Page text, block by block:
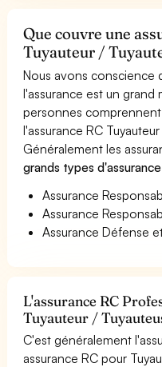
Que couvre une
Tuyauteur /
Nous avons conscience
l'assurance est un grand
personnes
l'assurance RC
Généralement les
grands types d'assurance
Assurance
Assurance
Assurance Défense
L'assurance RC
Tuyauteur /
C'est généralement
assurance RC pour